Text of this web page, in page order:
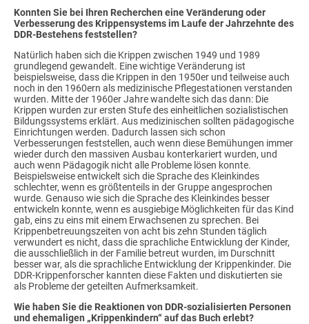
Konnten Sie bei Ihren Recherchen eine Veränderung oder
Verbesserung des Krippensystems im Laufe der Jahrzehnte des
DDR-Bestehens feststellen?
Natürlich haben sich die Krippen zwischen 1949 und 1989
grundlegend gewandelt. Eine wichtige Veränderung ist
beispielsweise, dass die Krippen in den 1950er und teilweise auch
noch in den 1960ern als medizinische Pflegestationen verstanden
wurden. Mitte der 1960er Jahre wandelte sich das dann: Die
Krippen wurden zur ersten Stufe des einheitlichen sozialistischen
Bildungssystems erklärt. Aus medizinischen sollten pädagogische
Einrichtungen werden. Dadurch lassen sich schon
Verbesserungen feststellen, auch wenn diese Bemühungen immer
wieder durch den massiven Ausbau konterkariert wurden, und
auch wenn Pädagogik nicht alle Probleme lösen konnte.
Beispielsweise entwickelt sich die Sprache des Kleinkindes
schlechter, wenn es größtenteils in der Gruppe angesprochen
wurde. Genauso wie sich die Sprache des Kleinkindes besser
entwickeln konnte, wenn es ausgiebige Möglichkeiten für das Kind
gab, eins zu eins mit einem Erwachsenen zu sprechen. Bei
Krippenbetreuungszeiten von acht bis zehn Stunden täglich
verwundert es nicht, dass die sprachliche Entwicklung der Kinder,
die ausschließlich in der Familie betreut wurden, im Durschnitt
besser war, als die sprachliche Entwicklung der Krippenkinder. Die
DDR-Krippenforscher kannten diese Fakten und diskutierten sie
als Probleme der geteilten Aufmerksamkeit.
Wie haben Sie die Reaktionen von DDR-sozialisierten Personen
und ehemaligen „Krippenkindern“ auf das Buch erlebt?